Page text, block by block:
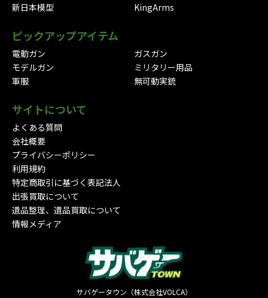
新日本模型
KingArms
ピックアップアイテム
電動ガン
ガスガン
モデルガン
ミリタリー用品
軍服
無可動実銃
サイトについて
よくある質問
会社概要
プライバシーポリシー
利用規約
特定商取引に基づく表記法人
出張買取について
遺品整理、遺品買取について
情報メディア
サバゲータウン（株式会社VOLCA）